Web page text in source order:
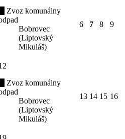
Zvoz komunálny
Bobrovec
(Liptovský
Mikuláš)
6 7 8 9
Zvoz komunálny
Bobrovec
(Liptovský
Mikuláš)
13 14 15 16